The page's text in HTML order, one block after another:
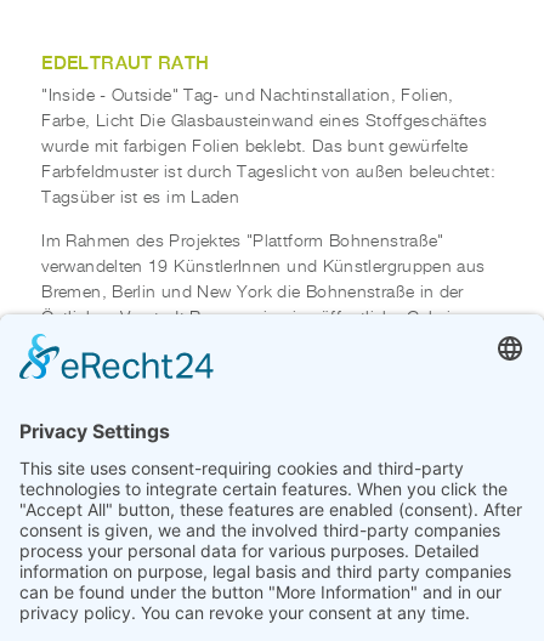
EDELTRAUT RATH
"Inside - Outside" Tag- und Nachtinstallation, Folien,
Farbe, Licht Die Glasbausteinwand eines Stoffgeschäftes
wurde mit farbigen Folien beklebt. Das bunt gewürfelte
Farbfeldmuster ist durch Tageslicht von außen beleuchtet:
Tagsüber ist es im Laden
Im Rahmen des Projektes "Plattform Bohnenstraße"
verwandelten 19 KünstlerInnen und Künstlergruppen aus
Bremen, Berlin und New York die Bohnenstraße in der
Östlichen Vorstadt Bremens in eine öffentliche Galerie.
Gezeigt wurden Großprojektionen auf Häuserwänden,
Installationen und Performances.
BNC Jürgen Drews, City Crime Control, Stefan Demming,
Jürgen Drews, Mirjam Dumont, Eric Dunlap, Anja
Fußbach, Andreas Genz, Chika Iljima, Martin Kahrs, Isolde
Loock, Edeltraut Rath, Gertrud Schleising, Wouter Sibum,
Subsonance, Kinki Texas, Wehrtheater Leineweber, Paul
Wiersbinski
Kurator des Projektes: Jürgen Amthor, vormals Drews